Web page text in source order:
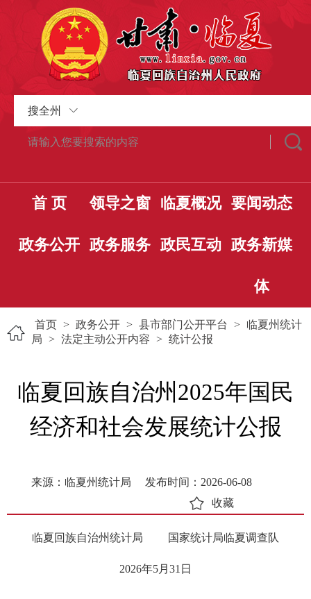
搜全州
首 页 领导之窗 临夏概况 要闻动态
政务公开 政务服务 政民互动 政务新媒
体
首页 > 政务公开 > 县市部门公开平台 > 临夏州统计
局 > 法定主动公开内容 > 统计公报
临夏回族自治州2025年国民
经济和社会发展统计公报
来源：临夏州统计局
发布时间：2026-06-08
收藏
临夏回族自治州统计局 国家统计局临夏调查队
2026年5月31日